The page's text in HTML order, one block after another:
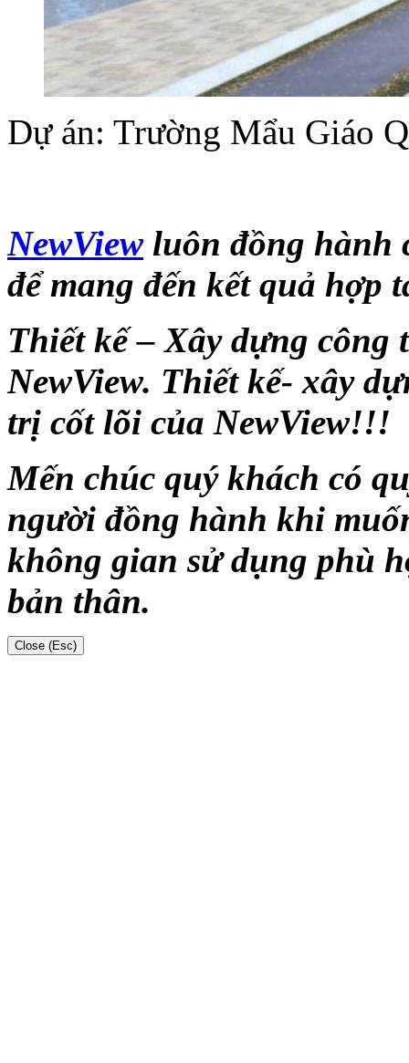
Dự án: Trường Mẩu Giáo
NewViewluôn đồng hành
để mang đến kết quả hợp
Thiết kế – Xây dựng
NewView. Thiết kế- xây
trị cốt lõi của NewView!!!
Mến chúc quý khách có
người đồng hành khi
không gian sử dụng phù
bản thân.
Close (Esc)